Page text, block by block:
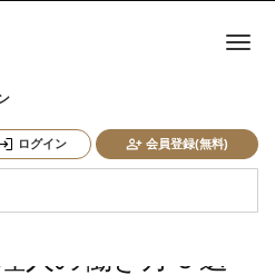
ログイン 会員登録(無料)
ナ
人の働き方６選